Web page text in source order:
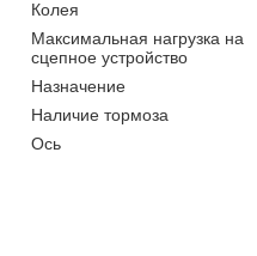
Колея
Максимальная нагрузка на
сцепное устройство
Назначение
Наличие тормоза
Ось